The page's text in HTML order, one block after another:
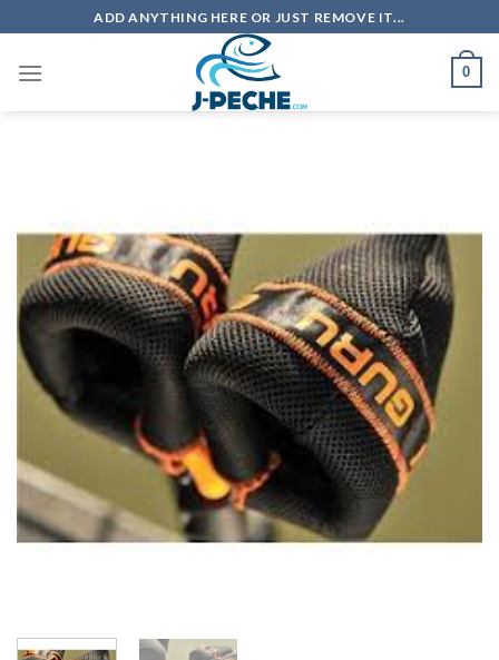
to
content
ADD ANYTHING HERE OR JUST REMOVE IT...
0